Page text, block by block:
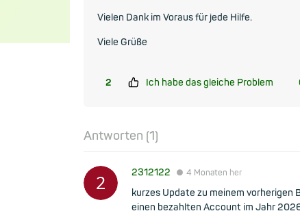
Vielen Dank im Voraus für jede Hilfe.
Viele Grüße
2 Ich habe das gleiche Problem
Antworten (1)
2312122 ● 4 Monaten her
kurzes Update zu meinem vorherigen
einen bezahlten Account im Jahr